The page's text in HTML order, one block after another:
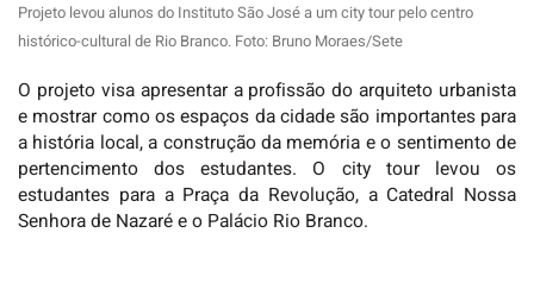
Projeto levou alunos do Instituto São José a um city tour pelo centro
histórico-cultural de Rio Branco. Foto: Bruno Moraes/Sete
O projeto visa apresentar a profissão do arquiteto urbanista
e mostrar como os espaços da cidade são importantes para
a história local, a construção da memória e o sentimento de
pertencimento dos estudantes. O city tour levou os
estudantes para a Praça da Revolução, a Catedral Nossa
Senhora de Nazaré e o Palácio Rio Branco.